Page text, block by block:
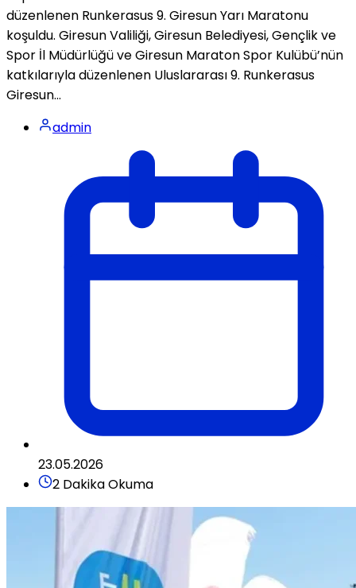
düzenlenen Runkerasus 9. Giresun Yarı Maratonu
koşuldu. Giresun Valiliği, Giresun Belediyesi, Gençlik ve
Spor İl Müdürlüğü ve Giresun Maraton Spor Kulübü’nün
katkılarıyla düzenlenen Uluslararası 9. Runkerasus
Giresun...
admin
23.05.2026
2 Dakika Okuma